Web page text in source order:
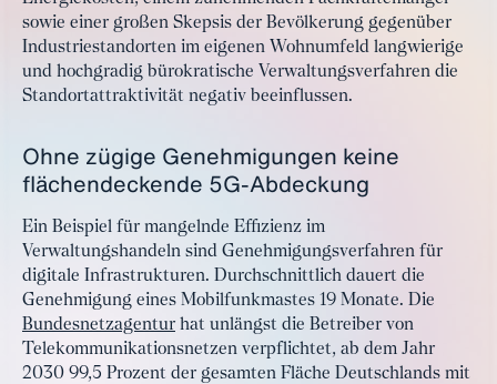
sowie einer großen Skepsis der Bevölkerung gegenüber
Industriestandorten im eigenen Wohnumfeld langwierige
und hochgradig bürokratische Verwaltungsverfahren die
Standortattraktivität negativ beeinflussen.
Ohne zügige Genehmigungen keine
flächendeckende 5G-Abdeckung
Ein Beispiel für mangelnde Effizienz im
Verwaltungshandeln sind Genehmigungsverfahren für
digitale Infrastrukturen. Durchschnittlich dauert die
Genehmigung eines Mobilfunkmastes 19 Monate. Die
Bundesnetzagentur hat unlängst die Betreiber von
Telekommunikationsnetzen verpflichtet, ab dem Jahr
2030 99,5 Prozent der gesamten Fläche Deutschlands mit